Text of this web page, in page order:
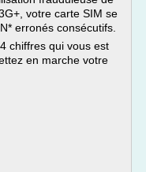
votre carte SIM se
erronés consécutifs.
chiffres qui vous est
en marche votre